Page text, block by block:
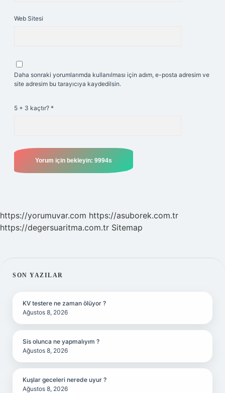
Web Sitesi
Daha sonraki yorumlarımda kullanılması için adım, e-posta adresim ve
site adresim bu tarayıcıya kaydedilsin.
5 + 3 kaçtır? *
https://yorumuvar.com https://asuborek.com.tr
https://degersuaritma.com.tr Sitemap
SIDEBAR
SON YAZILAR
KV testere ne zaman ölüyor ?
Ağustos 8, 2026
Sis olunca ne yapmalıyım ?
Ağustos 8, 2026
Kuşlar geceleri nerede uyur ?
Ağustos 8, 2026